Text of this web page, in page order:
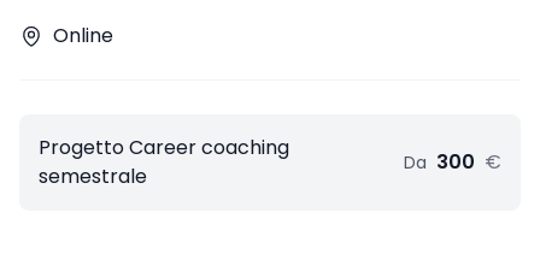
Online
Progetto Career coaching
semestrale
Da 300 €